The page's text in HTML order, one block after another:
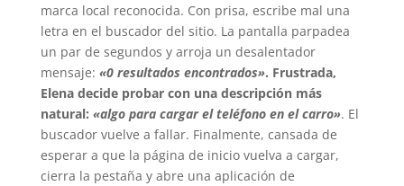
marca local reconocida. Con prisa, escribe mal una
letra en el buscador del sitio. La pantalla parpadea
un par de segundos y arroja un desalentador
mensaje: «0 resultados encontrados». Frustrada,
Elena decide probar con una descripción más
natural: «algo para cargar el teléfono en el carro». El
buscador vuelve a fallar. Finalmente, cansada de
esperar a que la página de inicio vuelva a cargar,
cierra la pestaña y abre una aplicación de